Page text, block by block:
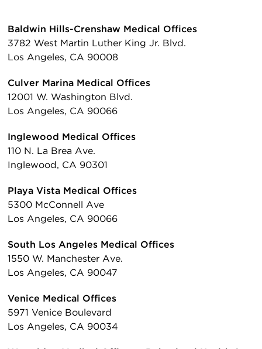
Baldwin Hills-Crenshaw Medical Offices
3782 West Martin Luther King Jr. Blvd.
Los Angeles, CA 90008
Culver Marina Medical Offices
12001 W. Washington Blvd.
Los Angeles, CA 90066
Inglewood Medical Offices
110 N. La Brea Ave.
Inglewood, CA 90301
Playa Vista Medical Offices
5300 McConnell Ave
Los Angeles, CA 90066
South Los Angeles Medical Offices
1550 W. Manchester Ave.
Los Angeles, CA 90047
Venice Medical Offices
5971 Venice Boulevard
Los Angeles, CA 90034